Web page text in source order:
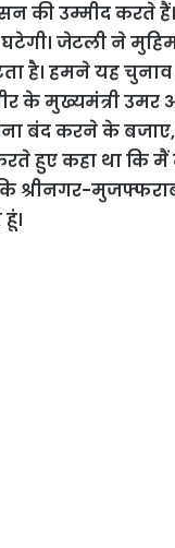
की उम्मीद करते
घटेगी। जेटली ने
है। हमने यह
के मुख्यमंत्री उमर
बंद करने के
हुए कहा था कि
श्रीनगर-